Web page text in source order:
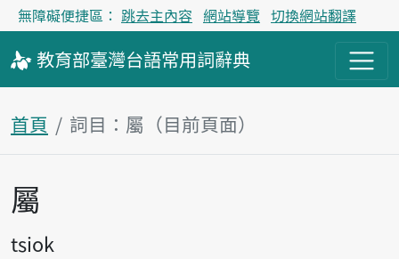
無障礙便捷區： 跳去主內容 網站導覽 切換網站翻譯
教育部臺灣台語常用詞辭典
首頁 詞目：屬（目前頁面）
主內容區塊
屬
tsiok